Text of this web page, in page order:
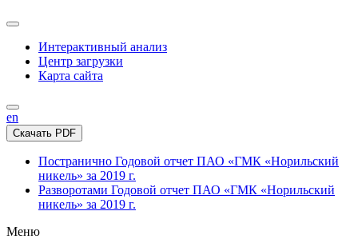
Интерактивный анализ
Центр загрузки
Карта сайта
en
Скачать PDF
Постранично Годовой отчет ПАО «ГМК «Норильский
никель» за 2019 г.
Разворотами Годовой отчет ПАО «ГМК «Норильский
никель» за 2019 г.
Меню